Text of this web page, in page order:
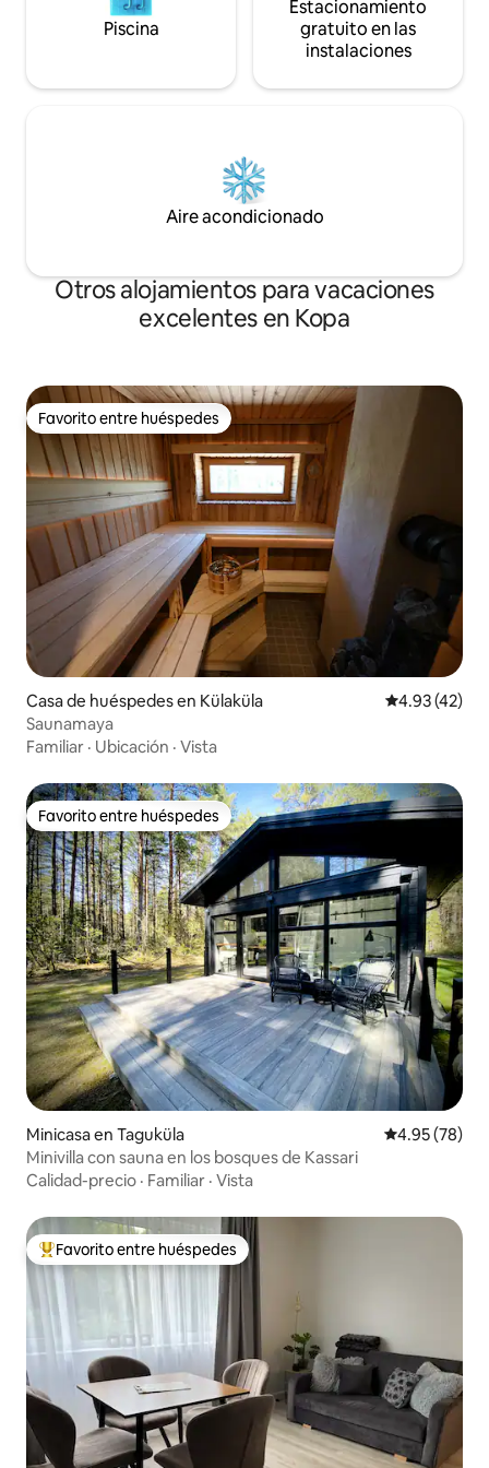
Piscina
Estacionamiento
gratuito en las
instalaciones
Aire acondicionado
Otros alojamientos para vacaciones
excelentes en Kopa
Favorito entre huéspedes
Favorito entre huéspedes
Casa de huéspedes en Külaküla Calificación
4.93 (42)
Saunamaya
Familiar · Ubicación · Vista
Favorito entre huéspedes
Favorito entre huéspedes
Minicasa en Taguküla Calificación
4.95 (78)
Minivilla con sauna en los bosques de Kassari
Calidad-precio · Familiar · Vista
Favorito entre huéspedes preferido
Favorito entre huéspedes